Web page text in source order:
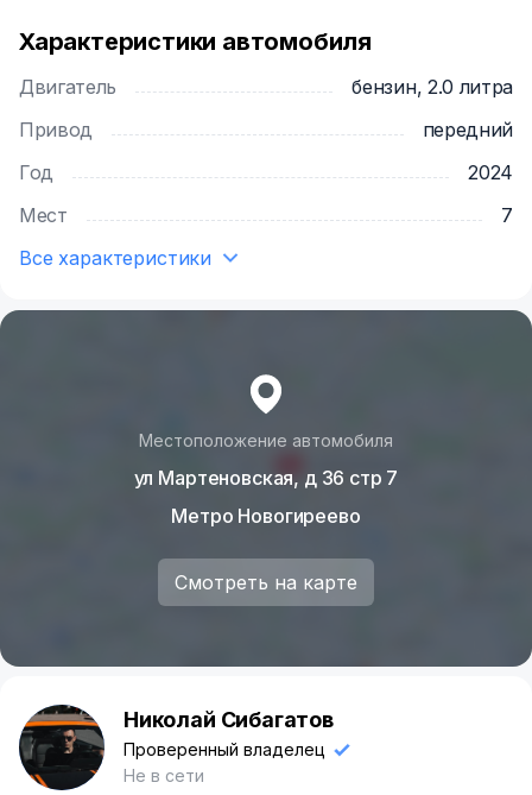
Беларусь, за исключением Республик: Дагестан,
Карачаево-Черкесия, Северная Осетия — Алания, а
также Донецкой Народной Республики, Луганской
областей.
Характеристики автомобиля
Двигатель
бензин, 2.0 литра
Привод
передний
Год
2024
Мест
7
Все характеристики
Местоположение автомобиля
ул Мартеновская, д 36 стр 7
Метро Новогиреево
Смотреть на карте
Н Николай Сибагатов
Проверенный владелец
Не в сети